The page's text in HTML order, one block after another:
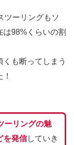
ツーリングもソ
は98%くらいの割
も断ってしまう
ーリングの魅
を発信していき